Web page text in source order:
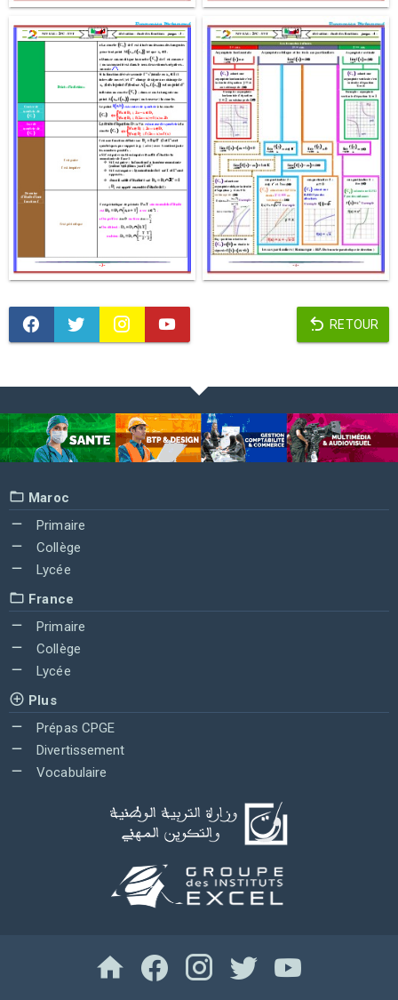
RETOUR
Maroc
Primaire
Collège
Lycée
France
Primaire
Collège
Lycée
Plus
Prépas CPGE
Divertissement
Vocabulaire